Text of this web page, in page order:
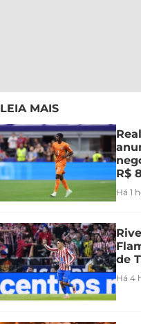
LEIA MAIS
R$
Há 1
de
Há 4